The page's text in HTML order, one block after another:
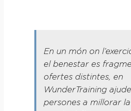
En un món on
el benestar es
ofertes distintes, en
WunderTraining
persones a millorar